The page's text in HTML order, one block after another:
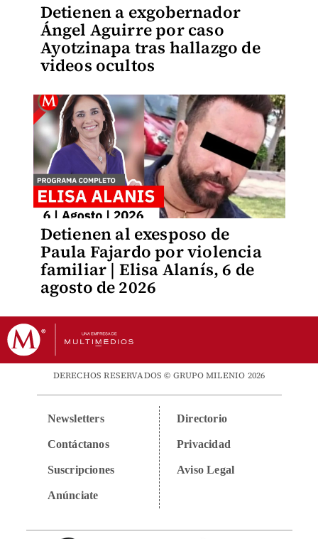
Detienen a exgobernador
Ángel Aguirre por caso
Ayotzinapa tras hallazgo de
videos ocultos
Detienen al exesposo de
Paula Fajardo por violencia
familiar | Elisa Alanís, 6 de
agosto de 2026
DERECHOS RESERVADOS © GRUPO MILENIO 2026
Newsletters
Contáctanos
Suscripciones
Anúnciate
Directorio
Privacidad
Aviso Legal